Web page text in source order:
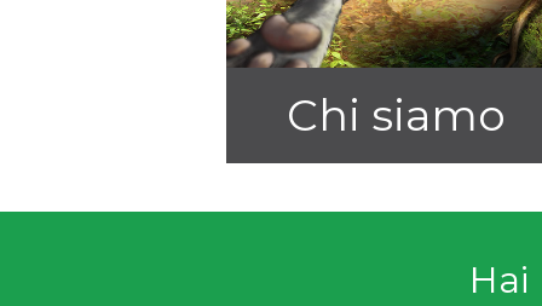
Chi siamo